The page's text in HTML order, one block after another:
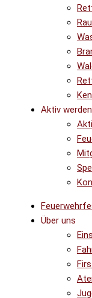
Aktiv
Über uns